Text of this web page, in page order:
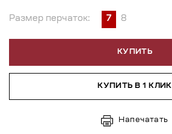
Размер перчаток: 7 8
КУПИТЬ
КУПИТЬ В 1 КЛИК
Напечатать